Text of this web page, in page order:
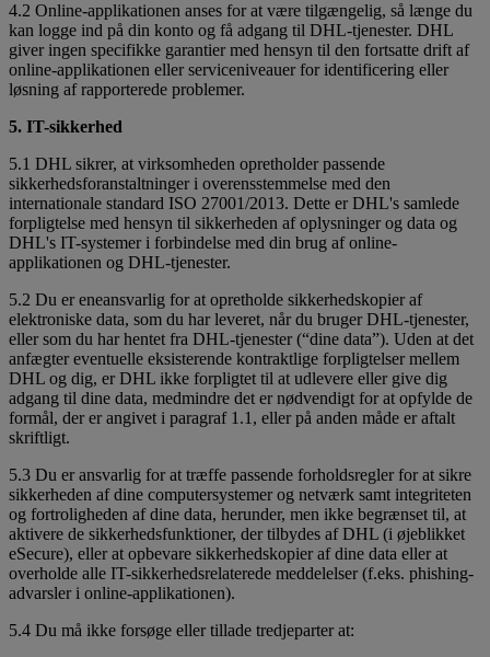
4.2 Online-applikationen anses for at være tilgængelig, så længe du
kan logge ind på din konto og få adgang til DHL-tjenester. DHL
giver ingen specifikke garantier med hensyn til den fortsatte drift af
online-applikationen eller serviceniveauer for identificering eller
løsning af rapporterede problemer.
5. IT-sikkerhed
5.1 DHL sikrer, at virksomheden opretholder passende
sikkerhedsforanstaltninger i overensstemmelse med den
internationale standard ISO 27001/2013. Dette er DHL's samlede
forpligtelse med hensyn til sikkerheden af oplysninger og data og
DHL's IT-systemer i forbindelse med din brug af online-
applikationen og DHL-tjenester.
5.2 Du er eneansvarlig for at opretholde sikkerhedskopier af
elektroniske data, som du har leveret, når du bruger DHL-tjenester,
eller som du har hentet fra DHL-tjenester (“dine data”). Uden at det
anfægter eventuelle eksisterende kontraktlige forpligtelser mellem
DHL og dig, er DHL ikke forpligtet til at udlevere eller give dig
adgang til dine data, medmindre det er nødvendigt for at opfylde de
formål, der er angivet i paragraf 1.1, eller på anden måde er aftalt
skriftligt.
5.3 Du er ansvarlig for at træffe passende forholdsregler for at sikre
sikkerheden af dine computersystemer og netværk samt integriteten
og fortroligheden af dine data, herunder, men ikke begrænset til, at
aktivere de sikkerhedsfunktioner, der tilbydes af DHL (i øjeblikket
eSecure), eller at opbevare sikkerhedskopier af dine data eller at
overholde alle IT-sikkerhedsrelaterede meddelelser (f.eks. phishing-
advarsler i online-applikationen).
5.4 Du må ikke forsøge eller tillade tredjeparter at: